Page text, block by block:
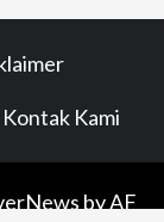
Kontak Kami
by AF